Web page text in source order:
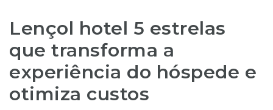
Lençol hotel 5 estrelas
que transforma a
experiência do hóspede e
otimiza custos